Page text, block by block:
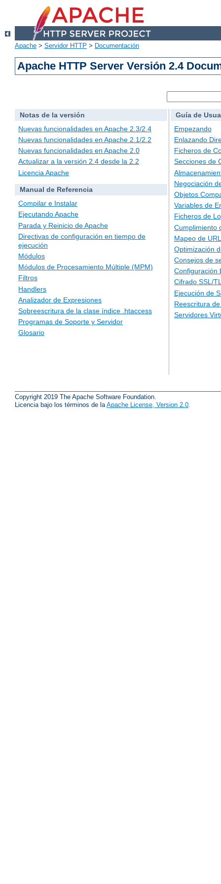
Apache > Servidor HTTP > Documentación
Apache HTTP Server Versión 2.4
Notas de la versión
Nuevas funcionalidades en Apache 2.3/2.4
Nuevas funcionalidades en Apache 2.1/2.2
Nuevas funcionalidades en Apache 2.0
Actualizar a la versión 2.4 desde la 2.2
Licencia Apache
Manual de Referencia
Compilar e Instalar
Ejecutando Apache
Parada y Reinicio de Apache
Directivas de configuración en tiempo de
ejecución
Módulos
Módulos de Procesamiento Múltiple (MPM)
Filtros
Handlers
Analizador de Expresiones
Sobreescritura de la clase índice .htaccess
Programas de Soporte y Servidor
Glosario
Guía de
Empezando
Enlazando
Ficheros de
Secciones de
Negociación
Objetos
Variables de
Ficheros de
Cumplimiento
Mapeo de
Optimización
Consejos de
Configuración
Cifrado SSL/
Ejecución de
Reescritura
Servidores
Copyright 2019 The Apache Software Foundation.
Licencia bajo los términos de la Apache License, Version 2.0